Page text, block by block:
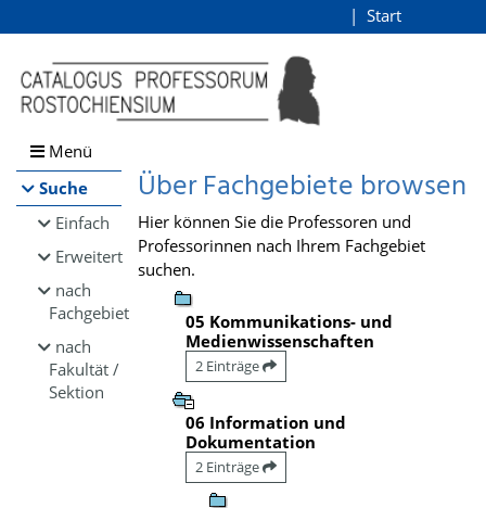
Browsen
direkt zum Inhalt
Start
Menü
Suche
Einfach
Erweitert
nach
Fachgebiet
nach
Fakultät /
Sektion
Über Fachgebiete browsen
Hier können Sie die Professoren und
Professorinnen nach Ihrem Fachgebiet
suchen.
05 Kommunikations- und
Medienwissenschaften
2 Einträge
06 Information und
Dokumentation
2 Einträge